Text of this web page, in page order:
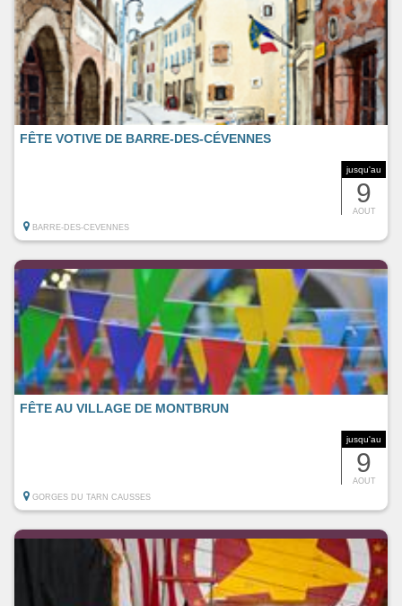
jusqu'au
9
AOUT
FÊTE VOTIVE DE BARRE-DES-CÉVENNES
BARRE-DES-CEVENNES
jusqu'au
9
AOUT
FÊTE AU VILLAGE DE MONTBRUN
GORGES DU TARN CAUSSES